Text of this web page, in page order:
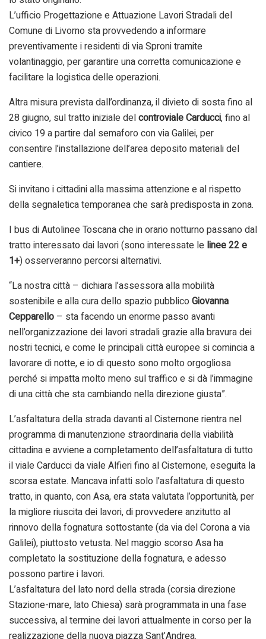
L’ufficio Progettazione e Attuazione Lavori Stradali del
Comune di Livorno sta provvedendo a informare
preventivamente i residenti di via Sproni tramite
volantinaggio, per garantire una corretta comunicazione e
facilitare la logistica delle operazioni.
Altra misura prevista dall’ordinanza, il divieto di sosta fino al
28 giugno, sul tratto iniziale delcontroviale Carducci, fino al
civico 19 a partire dal semaforo con via Galilei, per
consentire l’installazione dell’area deposito materiali del
cantiere.
Si invitano i cittadini alla massima attenzione e al rispetto
della segnaletica temporanea che sarà predisposta in zona.
I bus di Autolinee Toscana che in orario notturno passano dal
tratto interessato dai lavori (sono interessate le linee 22 e
1+) osserveranno percorsi alternativi.
“La nostra città – dichiara l’assessora alla mobilità
sostenibile e alla cura dello spazio pubblicoGiovanna
Cepparello – sta facendo un enorme passo avanti
nell’organizzazione dei lavori stradali grazie alla bravura dei
nostri tecnici, e come le principali città europee si comincia a
lavorare di notte, e io di questo sono molto orgogliosa
perché si impatta molto meno sul traffico e si dà l’immagine
di una città che sta cambiando nella direzione giusta”.
L’asfaltatura della strada davanti al Cisternone rientra nel
programma di manutenzione straordinaria della viabilità
cittadina e avviene a completamento dell’asfaltatura di tutto
il viale Carducci da viale Alfieri fino al Cisternone, eseguita la
scorsa estate. Mancava infatti solo l’asfaltatura di questo
tratto, in quanto, con Asa, era stata valutata l’opportunità, per
la migliore riuscita dei lavori, di provvedere anzitutto al
rinnovo della fognatura sottostante (da via del Corona a via
Galilei), piuttosto vetusta. Nel maggio scorso Asa ha
completato la sostituzione della fognatura, e adesso
possono partire i lavori.
L’asfaltatura del lato nord della strada (corsia direzione
Stazione-mare, lato Chiesa) sarà programmata in una fase
successiva, al termine dei lavori attualmente in corso per la
realizzazione della nuova piazza Sant’Andrea.